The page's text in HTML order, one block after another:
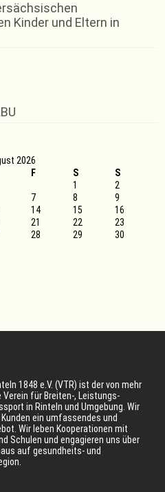
Kinder und Eltern in
2026
F S
S
1
2
7 8
9
14 15
16
21 22
23
28 29
30
1848 e.V. (VTR) ist der von mehr
für Breiten-, Leistungs-
in Rinteln und Umgebung. Wir
ein umfassendes und
Wir leben Kooperationen mit
Schulen und engagieren uns über
auf gesundheits- und